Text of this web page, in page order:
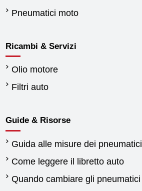
Pneumatici moto
Ricambi & Servizi
Olio motore
Filtri auto
Guide & Risorse
Guida alle misure dei pneumatici
Come leggere il libretto auto
Quando cambiare gli pneumatici